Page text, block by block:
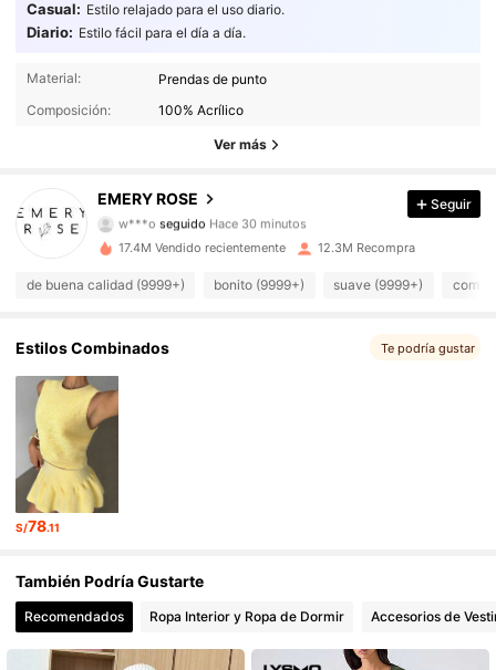
Casual: Estilo relajado para el uso diario.
Diario: Estilo fácil para el día a día.
Material:
Prendas de punto
Composición:
100% Acrílico
Ver más
EMERY ROSE
1.8M Seguidores
w***oseguidoHace 30 minutos
4.86
1.8M Seguidores
4.86
4.86 1.8M Seguidores
Seguir
17.4M Vendido recientemente 12.3M Recompra
de buena calidad (9999+) bonito (9999+) suave (9999+) como
Estilos Combinados Te podría gustar
S/78.11
También Podría Gustarte
Recomendados Ropa Interior y Ropa de Dormir Accesorios de